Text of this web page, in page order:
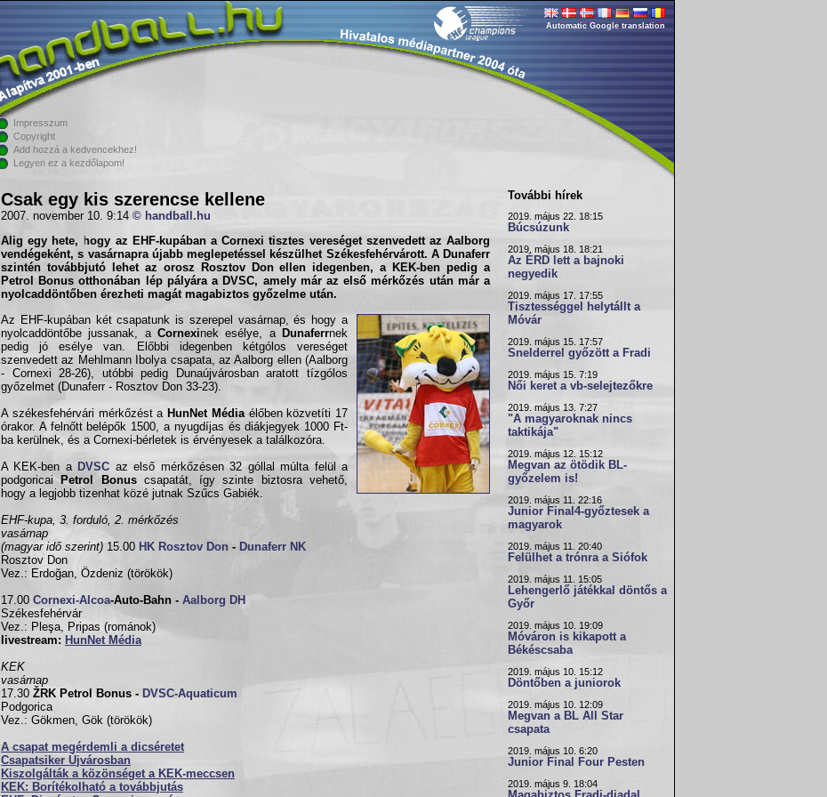
Automatic Google translation
Impresszum
Copyright
Add hozzá a kedvencekhez!
Legyen ez a kezdőlapom!
Csak egy kis szerencse kellene
2007. november 10. 9:14 © handball.hu
Alig egy hete, hogy az EHF-kupában aCornexi tisztes vereséget szenvedett azAalborg
vendégeként, s vasárnapra újabb meglepetéssel készülhet Székesfehérvárott. A Dunaferr
szintén továbbjutó lehet az orosz
Rosztov Donellen idegenben, a KEK-ben pedig a
Petrol Bonus otthonában lép pályára a DVSC, amely már az első mérkőzés után már a
nyolcaddöntőben érezheti magát magabiztos győzelme után.
Az EHF-kupában két csapatunk is szerepel vasárnap, és hogy a
nyolcaddöntőbe jussanak, a Cornexinek esélye, a Dunaferrnek
pedig jó esélye van. Előbbi idegenben kétgólos vereséget
szenvedett az Mehlmann Ibolya csapata, az Aalborg ellen (Aalborg
- Cornexi 28-26), utóbbi pedig Dunaújvárosban aratott tízgólos
győzelmet (Dunaferr - Rosztov Don 33-23).
A székesfehérvári mérkőzést a HunNet Médiaélőben közvetíti 17
órakor. A felnőtt belépők 1500, a nyugdíjas és diákjegyek 1000 Ft-
ba kerülnek, és a Cornexi-bérletek is érvényesek a találkozóra.
A KEK-ben a DVSC az első mérkőzésen 32 góllal múlta felül a
podgoricai
Petrol Bonuscsapatát, így szinte biztosra vehető,
hogy a legjobb tizenhat közé jutnak Szűcs Gabiék.
EHF-kupa, 3. forduló, 2. mérkőzés
vasárnap
(magyar idő szerint) 15.00 HK Rosztov Don - Dunaferr NK
Rosztov Don
Vez.: Erdoğan, Özdeniz (törökök)
17.00 Cornexi-Alcoa-Auto-Bahn - Aalborg DH
Székesfehérvár
Vez.: Pleşa, Pripas (románok)
livestream: HunNet Média
KEK
vasárnap
17.30 ŽRK Petrol Bonus - DVSC-Aquaticum
Podgorica
Vez.: Gökmen, Gök (törökök)
A csapat megérdemli a dicséretet
Csapatsiker Újvárosban
Kiszolgálták a közönséget a KEK-meccsen
KEK: Borítékolható a továbbjutás
További hírek
2019. május 22. 18:15
Búcsúzunk
2019. május 18. 18:21
Az ÉRD lett a bajnoki
negyedik
2019. május 17. 17:55
Tisztességgel helytállt a
Móvár
2019. május 15. 17:57
Snelderrel győzött a Fradi
2019. május 15. 7:19
Női keret a vb-selejtezőkre
2019. május 13. 7:27
"A magyaroknak nincs
taktikája"
2019. május 12. 15:12
Megvan az ötödik BL-
győzelem is!
2019. május 11. 22:16
Junior Final4-győztesek a
magyarok
2019. május 11. 20:40
Felülhet a trónra a Siófok
2019. május 11. 15:05
Lehengerlő játékkal döntős a
Győr
2019. május 10. 19:09
Móváron is kikapott a
Békéscsaba
2019. május 10. 15:12
Döntőben a juniorok
2019. május 10. 12:09
Megvan a BL All Star
csapata
2019. május 10. 6:20
Junior Final Four Pesten
2019. május 9. 18:04